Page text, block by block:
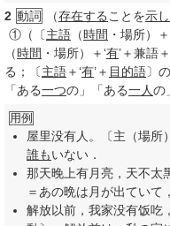
2 動詞 （存在する ことを示し
① （〔主語 （時間 ・場所）＋
（時間 ・場所）＋‘有’＋兼語＋
る；〔主語＋‘有’＋ 目的語〕
「ある一つの」「ある一人の
用例
屋里没有人。〔主（場所
誰もいない．
那天晚上有月亮，天不太
＝あの晩は月が出ていて
解放以前，我家没有饭吃